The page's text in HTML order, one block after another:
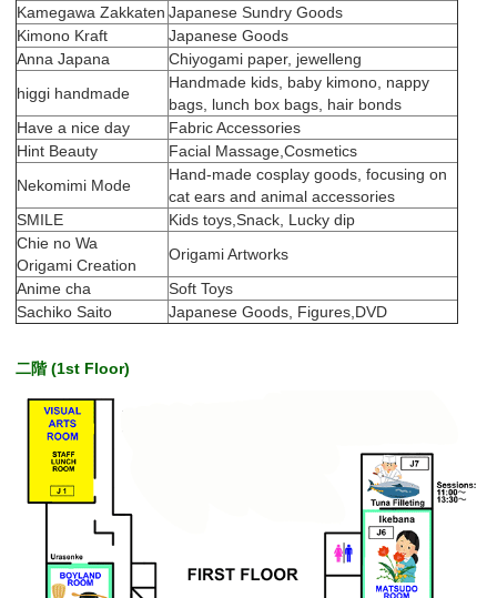
Kamegawa Zakkaten Japanese Sundry Goods
Kimono Kraft
Japanese Goods
Anna Japana
Chiyogami paper, jewelleng
higgi handmade
Handmade kids, baby kimono, nappy
bags, lunch box bags, hair bonds
Have a nice day
Fabric Accessories
Hint Beauty
Facial Massage,Cosmetics
Nekomimi Mode
Hand-made cosplay goods, focusing on
cat ears and animal accessories
SMILE
Kids toys,Snack, Lucky dip
Chie no Wa
Origami Creation
Origami Artworks
Anime cha
Soft Toys
Sachiko Saito
Japanese Goods, Figures,DVD
二階 (1st Floor)